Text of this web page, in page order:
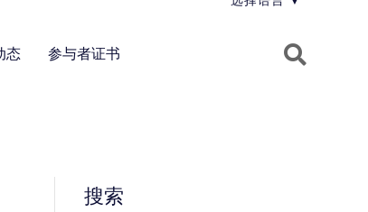
态 参与者证书
搜索